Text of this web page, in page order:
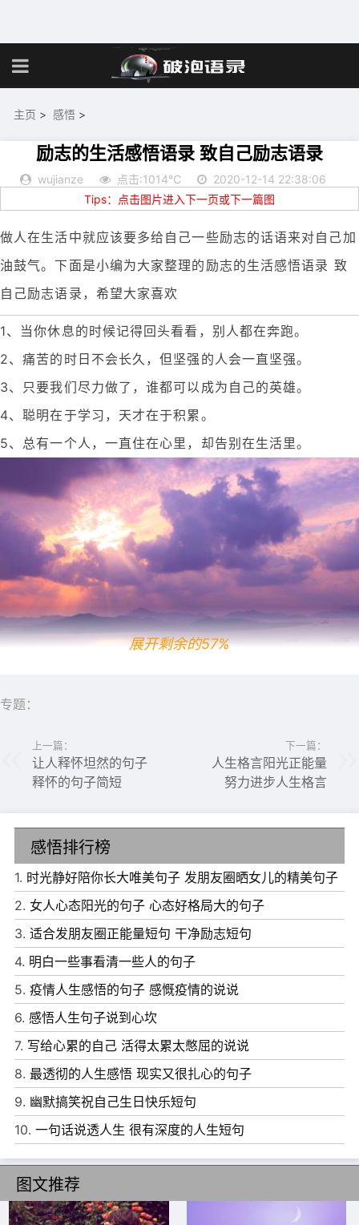
主页 > 感悟 >
励志的生活感悟语录 致自己励志语录
wujianze 点击:1014℃
2020-12-14 22:38:06
Tips：点击图片进入下一页或下一篇图
做人在生活中就应该要多给自己一些励志的话语来对自己加
油鼓气。下面是小编为大家整理的励志的生活感悟语录 致
自己励志语录，希望大家喜欢
1、当你休息的时候记得回头看看，别人都在奔跑。
2、痛苦的时日不会长久，但坚强的人会一直坚强。
3、只要我们尽力做了，谁都可以成为自己的英雄。
4、聪明在于学习，天才在于积累。
5、总有一个人，一直住在心里，却告别在生活里。
6、用微笑告诉别人，今天的你比昨天更坚强。
7、如果你想一步登天，那么你必将摔得体无完肤。
8、我们没书没笔，但是我们有颗不想挂科的心。
10、爱自己的最好方式，就是努力奋斗让自己优秀起来。
11、女人，记住你不是男人的自行车，想骑就骑。
12、靠山山会倒，靠人人会跑，只有自己最可靠。
13、不管外面天气怎样，别忘了带上自己的阳光。
14、告诉自己凡是不能杀死你的最终都会让你更强。
15、我想用萤火虫来点亮青春路上的一盏盏灯。
展开剩余的57%
专题：
上一篇：
让人释怀坦然的句子
释怀的句子简短
下一篇：
人生格言阳光正能量
努力进步人生格言
感悟排行榜
1. 时光静好陪你长大唯美句子 发朋友圈晒女儿的精美句子
2. 女人心态阳光的句子 心态好格局大的句子
3. 适合发朋友圈正能量短句 干净励志短句
4. 明白一些事看清一些人的句子
5. 疫情人生感悟的句子 感慨疫情的说说
6. 感悟人生句子说到心坎
7. 写给心累的自己 活得太累太憋屈的说说
8. 最透彻的人生感悟 现实又很扎心的句子
9. 幽默搞笑祝自己生日快乐短句
10. 一句话说透人生 很有深度的人生短句
图文推荐